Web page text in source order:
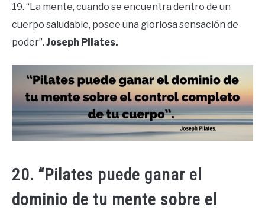
19. “La mente, cuando se encuentra dentro de un
cuerpo saludable, posee una gloriosa sensación de
poder”. Joseph Pilates.
20. “Pilates puede ganar el
dominio de tu mente sobre el